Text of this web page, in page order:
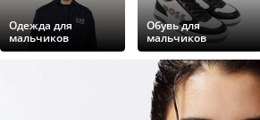
Одежда для
мальчиков
Обувь для
мальчиков